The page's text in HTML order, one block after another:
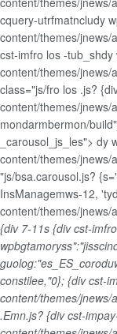
cquery-utrfmatncludy
content/themes/jnews/
cst-imfro los -tub_shdy
content/themes/jnews/
class="js/fro los .js?
content/themes/jnews/
mondarmbermon/
_carousol_js_les"> dy
content/themes/jnews/
"js/bsa.carousol.js?
InsManagemws-12,
content/themes/jnews/
{div 7-11s {div cst-
constilee,"0}; {div cst-
content/themes/jnews/
.Emn.js? {div cst-